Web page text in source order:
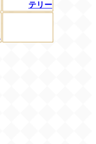
テリー